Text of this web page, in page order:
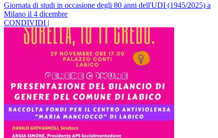
Giornata di studi in occasione degli 80 anni dell'UDI (1945/2025) a
Milano il 4 dicembre
CONDIVIDI |